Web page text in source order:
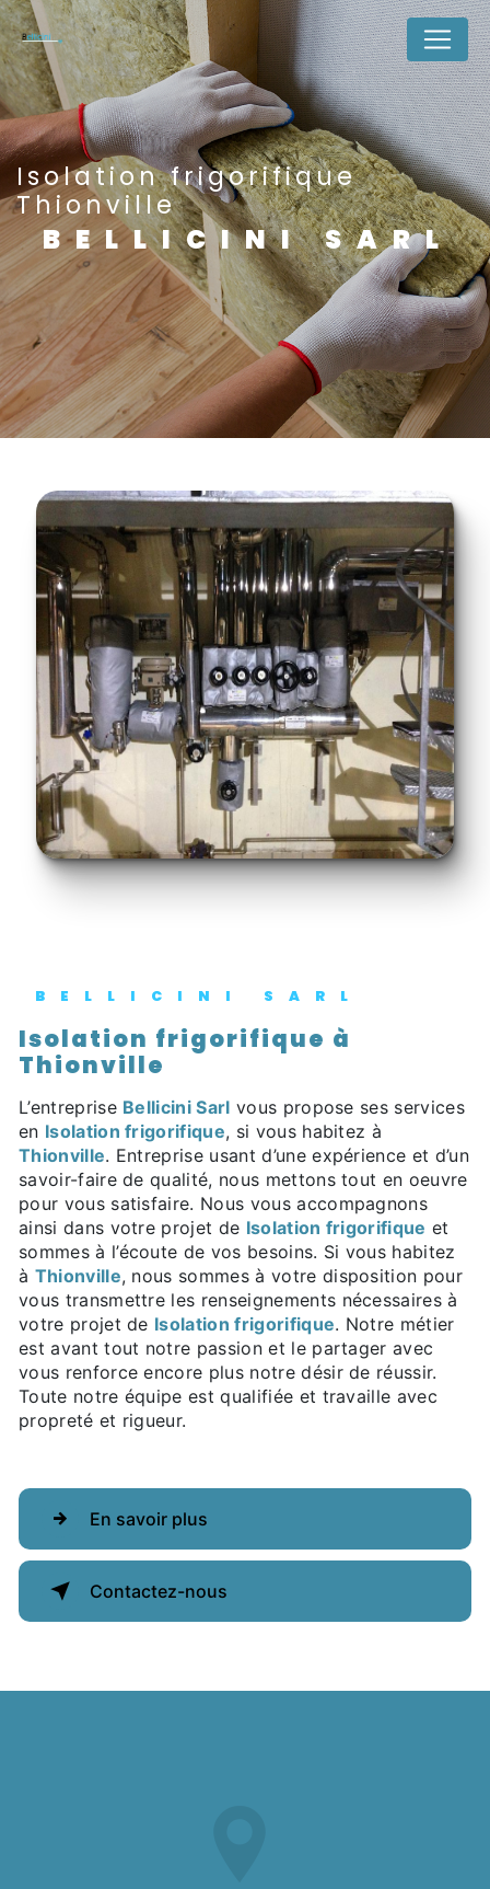
Isolation frigorifique
Thionville
BELLICINI SARL
BELLICINI SARL
Isolation frigorifique à
Thionville
L’entreprise Bellicini Sarl vous propose ses services
en Isolation frigorifique, si vous habitez à
Thionville. Entreprise usant d’une expérience et d’un
savoir-faire de qualité, nous mettons tout en oeuvre
pour vous satisfaire. Nous vous accompagnons
ainsi dans votre projet de Isolation frigorifique et
sommes à l’écoute de vos besoins. Si vous habitez
à Thionville, nous sommes à votre disposition pour
vous transmettre les renseignements nécessaires à
votre projet de Isolation frigorifique. Notre métier
est avant tout notre passion et le partager avec
vous renforce encore plus notre désir de réussir.
Toute notre équipe est qualifiée et travaille avec
propreté et rigueur.
En savoir plus
Contactez-nous
Panneau de gestion des cookies